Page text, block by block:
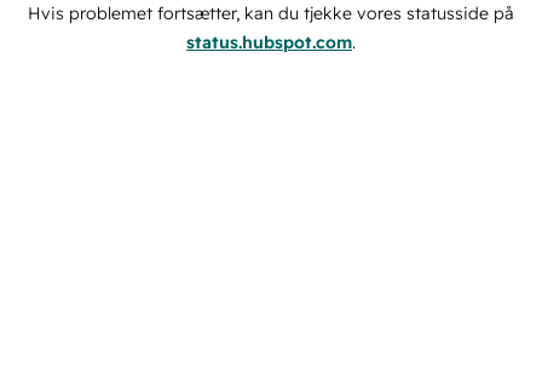
Hvis problemet fortsætter, kan du tjekke vores statusside på
status.hubspot.com.